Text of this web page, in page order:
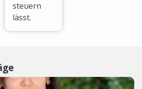
steuern
lässt.